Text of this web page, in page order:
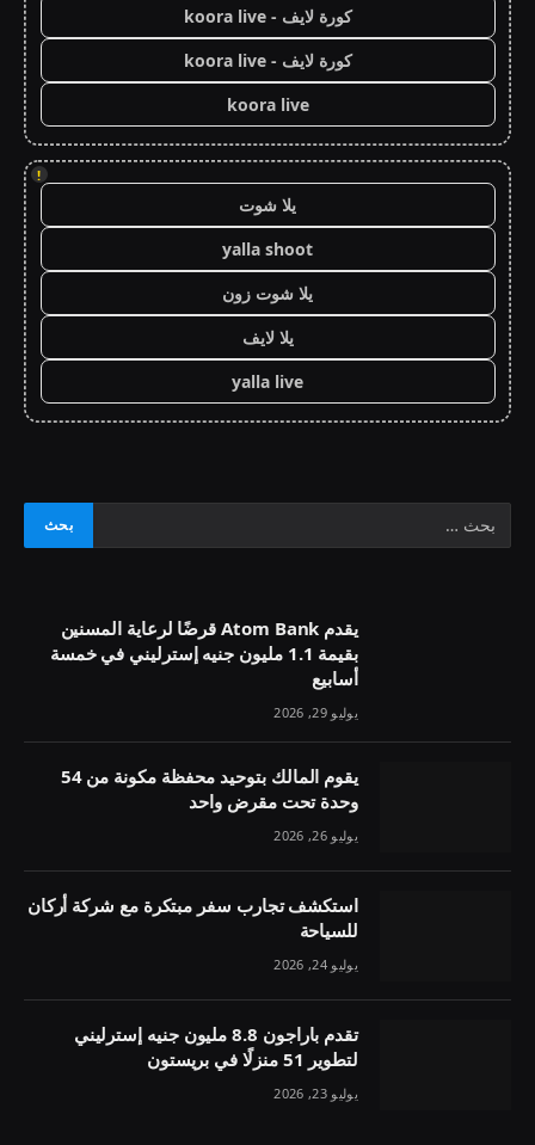
كورة لايف - koora live
كورة لايف - koora live
koora live
!
يلا شوت
yalla shoot
يلا شوت زون
يلا لايف
yalla live
يقدم Atom Bank قرضًا لرعاية المسنين
بقيمة 1.1 مليون جنيه إسترليني في خمسة
أسابيع
يوليو 29, 2026
يقوم المالك بتوحيد محفظة مكونة من 54
وحدة تحت مقرض واحد
يوليو 26, 2026
استكشف تجارب سفر مبتكرة مع شركة أركان
للسياحة
يوليو 24, 2026
تقدم باراجون 8.8 مليون جنيه إسترليني
لتطوير 51 منزلًا في بريستون
يوليو 23, 2026